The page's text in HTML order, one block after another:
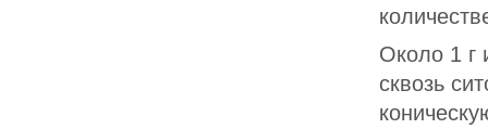
Около 1 г
сквозь